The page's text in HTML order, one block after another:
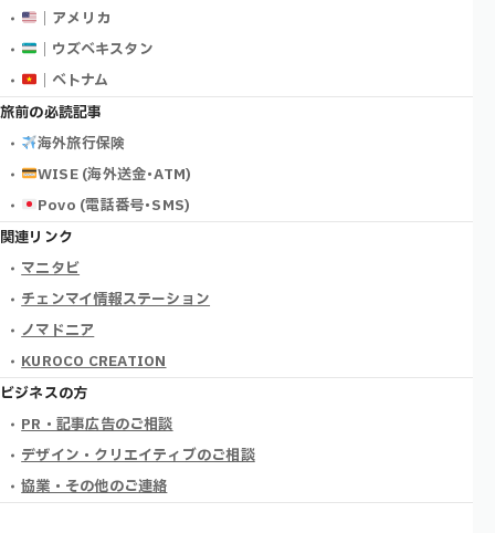
｜アメリカ
｜ウズベキスタン
｜ベトナム
旅前の必読記事
海外旅行保険
WISE (海外送金･ATM)
Povo (電話番号･SMS)
関連リンク
マニタビ
チェンマイ情報ステーション
ノマドニア
KUROCO CREATION
ビジネスの方
PR・記事広告のご相談
デザイン・クリエイティブのご相談
協業・その他のご連絡